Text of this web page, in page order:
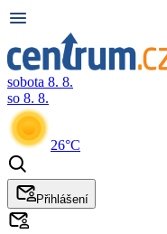
sobota 8. 8.
so 8. 8.
26°C
Přihlášení